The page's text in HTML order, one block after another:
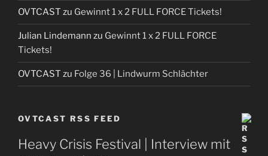
OVTCAST zu Gewinnt 1 x 2 FULL FORCE Tickets!
Julian Lindemann zu Gewinnt 1 x 2 FULL FORCE
Tickets!
OVTCAST zu Folge 36 | Lindwurm Schlächter
OVTCAST RSS FEED
Heavy Crisis Festival | Interview mit